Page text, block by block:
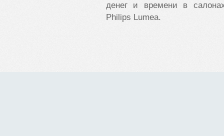
денег и времени в
Philips Lumea.